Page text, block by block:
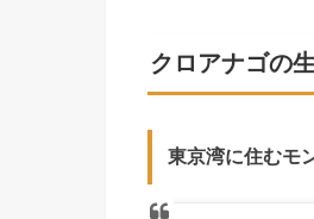
クロアナゴの
東京湾に住むモ